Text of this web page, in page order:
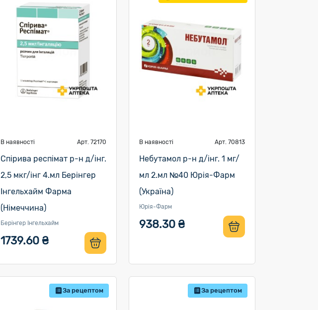
В наявності Арт. 72170
Спірива респімат р-н д/інг.
2,5 мкг/інг 4.мл Берінгер
Інгельхайм Фарма
(Німеччина)
Берінгер Інгельхайм
1739.60 ₴
В наявності Арт. 70813
Небутамол р-н д/інг. 1 мг/
мл 2.мл №40 Юрія-Фарм
(Україна)
Юрія-Фарм
938.30 ₴
За рецептом За рецептом